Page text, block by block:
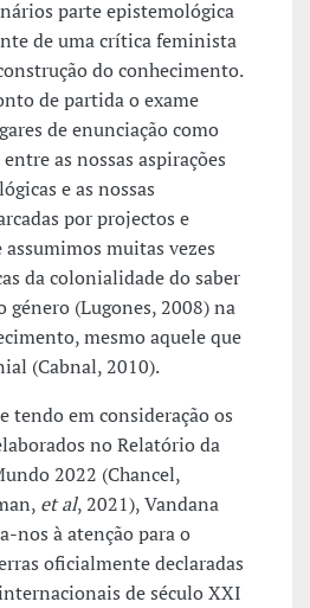
parte epistemológica
de uma crítica feminista
do conhecimento.
de partida o exame
de enunciação como
as nossas aspirações
e as nossas
por projectos e
muitas vezes
da colonialidade do saber
género (Lugones, 2008) na
mesmo aquele que
(Cabnal, 2010).
tendo em consideração os
no Relatório da
2022 (Chancel,
et al, 2021), Vandana
nos à atenção para o
oficialmente declaradas
de século XXI